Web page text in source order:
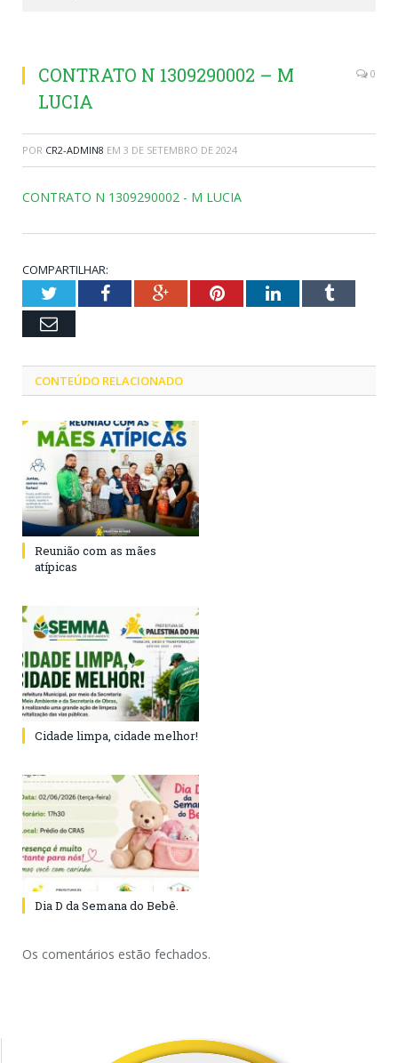
CONTRATO N 1309290002 – M
LUCIA
0
POR CR2-ADMIN8 EM 3 DE SETEMBRO DE 2024
CONTRATO N 1309290002 - M LUCIA
COMPARTILHAR:
TwitterFacebookGoogle+PinterestLinkedInTumblr
Email
CONTEÚDO RELACIONADO
Reunião com as mães
atípicas
Cidade limpa, cidade melhor!
Dia D da Semana do Bebê.
Os comentários estão fechados.